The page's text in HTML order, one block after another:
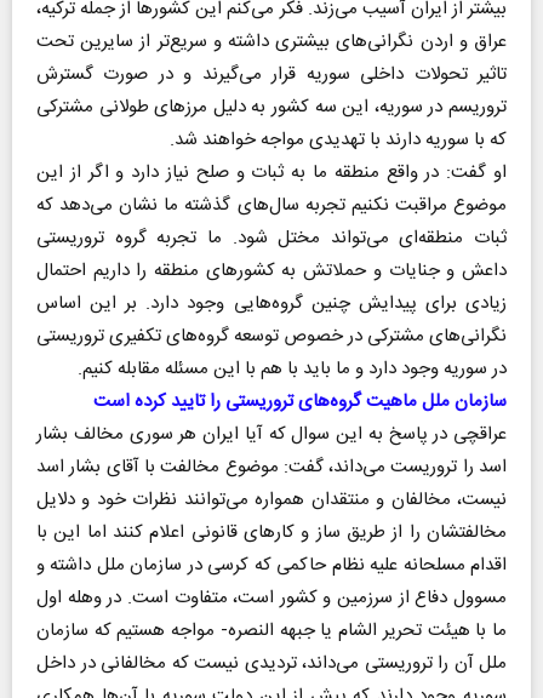
بیشتر از ایران آسیب می‌زند. فکر می‌کنم این کشورها از جمله ترکیه،
عراق و اردن نگرانی‌های بیشتری داشته و سریع‌تر از سایرین تحت
تاثیر تحولات داخلی سوریه قرار می‌گیرند و در صورت گسترش
تروریسم در سوریه، این سه کشور به دلیل مرزهای طولانی مشترکی
که با سوریه دارند با تهدیدی مواجه خواهند شد.
او گفت: در واقع منطقه ما به ثبات و صلح نیاز دارد و اگر از این
موضوع مراقبت نکنیم تجربه سال‌های گذشته ما نشان می‌دهد که
ثبات منطقه‌ای می‌تواند مختل شود. ما تجربه گروه تروریستی
داعش و جنایات و حملاتش به کشورهای منطقه را داریم احتمال
زیادی برای پیدایش چنین گروه‌هایی وجود دارد. بر این اساس
نگرانی‌های مشترکی در خصوص توسعه گروه‌های تکفیری تروریستی
در سوریه وجود دارد و ما باید با هم با این مسئله مقابله کنیم.
سازمان ملل ماهیت گروه‌های تروریستی را تایید کرده است
عراقچی در پاسخ به این سوال که آیا ایران هر سوری مخالف بشار
اسد را تروریست می‌داند، گفت: موضوع مخالفت با آقای بشار اسد
نیست، مخالفان و منتقدان همواره می‌توانند نظرات خود و دلایل
مخالفتشان را از طریق ساز و کارهای قانونی اعلام کنند اما این با
اقدام مسلحانه علیه نظام حاکمی که کرسی در سازمان ملل داشته و
مسوول دفاع از سرزمین و کشور است، متفاوت است. در وهله اول
ما با هیئت تحریر الشام یا جبهه النصره- مواجه هستیم که سازمان
ملل آن را تروریستی می‌داند، تردیدی نیست که مخالفانی در داخل